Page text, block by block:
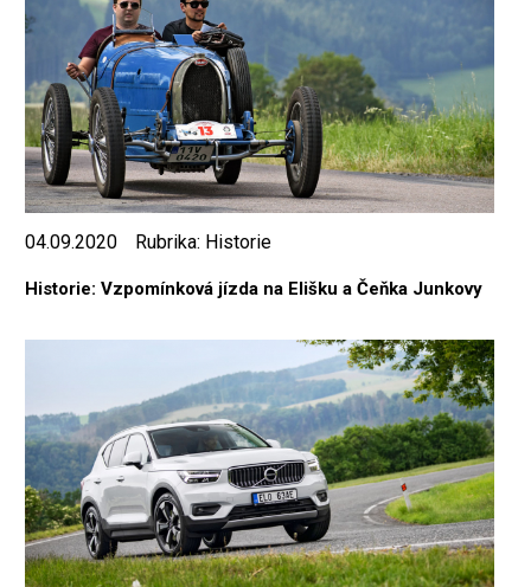
04.09.2020 Rubrika: Historie
Historie: Vzpomínková jízda na Elišku a Čeňka Junkovy